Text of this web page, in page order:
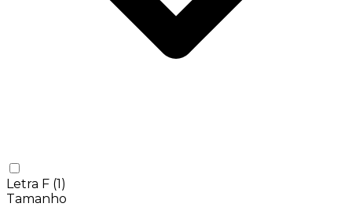
Letra F (1)
Tamanho